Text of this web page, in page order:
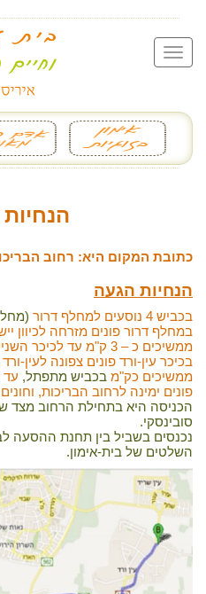
כתובת המקום היא: רחוב
הנחיות הגעה
בכביש 4 נוסעים למחלף דרור
במחלף דרור פונים מזרחה לכיוון
ממשיכים כ – 3 ק"מ עד לכיכר השנייה,
בכיכר עין-ורד פונים צפונה לעין-ורד
ממשיכים כק"מ בכביש מתפתל, עד
פונים ימינה לרחוב הבריכות,
הכניסה היא בתחילת הרחוב מצד
סובינסקי.
נכנסים בשביל בין תחנת ההסעה
השלטים של בית-אימון.